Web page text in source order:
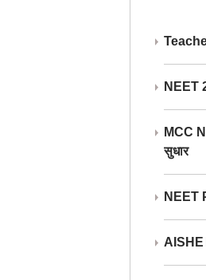
NEET
MCC
सुधार
NEET
AISHE